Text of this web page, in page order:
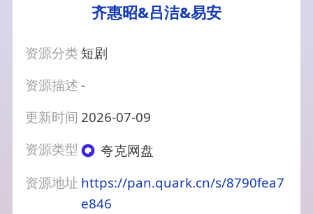
齐惠昭&吕洁&易安
资源分类 短剧
资源描述-
更新时间 2026-07-09
资源类型
夸克网盘
资源地址 https://pan.quark.cn/s/8790fea7
e846